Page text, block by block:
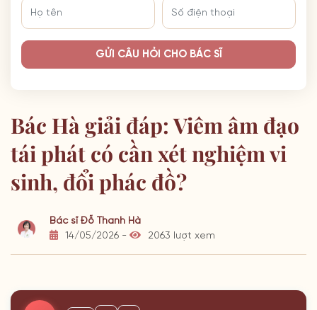
GỬI CÂU HỎI CHO BÁC SĨ
Bác Hà giải đáp: Viêm âm đạo
tái phát có cần xét nghiệm vi
sinh, đổi phác đồ?
Bác sĩ Đỗ Thanh Hà
14/05/2026 -
2063 lượt xem